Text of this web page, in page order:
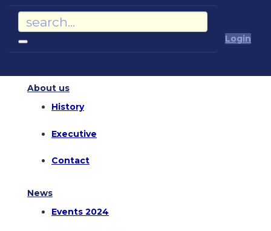
Login
About us
History
Executive
Contact
News
Events 2024